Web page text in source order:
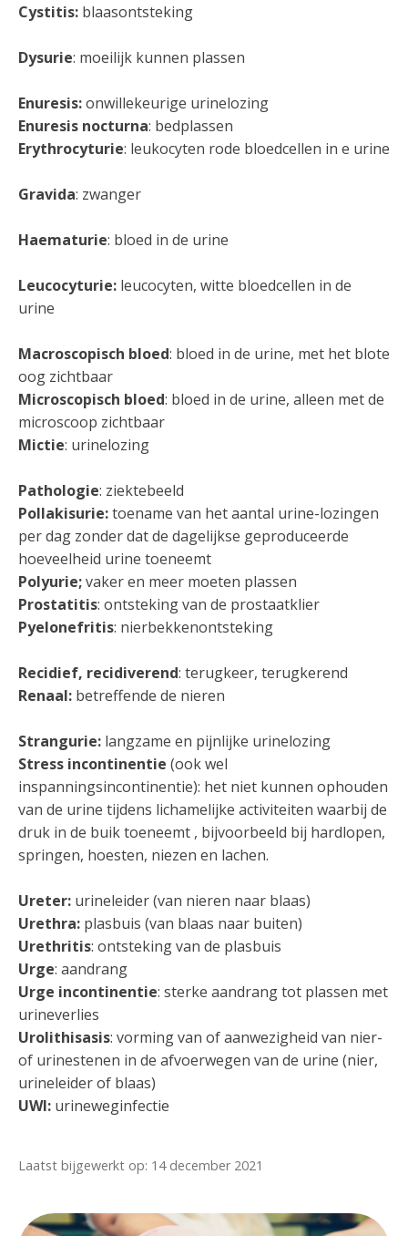
Cystitis: blaasontsteking
Dysurie: moeilijk kunnen plassen
Enuresis:onwillekeurige urinelozing
Enuresis nocturna: bedplassen
Erythrocyturie: leukocyten rode bloedcellen in e urine
Gravida: zwanger
Haematurie: bloed in de urine
Leucocyturie: leucocyten, witte bloedcellen in de
urine
Macroscopisch bloed: bloed in de urine, met het blote
oog zichtbaar
Microscopisch bloed: bloed in de urine, alleen met de
microscoop zichtbaar
Mictie: urinelozing
Pathologie: ziektebeeld
Pollakisurie:toename van het aantal urine-lozingen
per dag zonder dat de dagelijkse geproduceerde
hoeveelheid urine toeneemt
Polyurie;vaker en meer moeten plassen
Prostatitis: ontsteking van de prostaatklier
Pyelonefritis: nierbekkenontsteking
Recidief, recidiverend: terugkeer, terugkerend
Renaal: betreffende de nieren
Strangurie: langzame en pijnlijke urinelozing
Stress incontinentie (ook wel
inspanningsincontinentie): het niet kunnen ophouden
van de urine tijdens lichamelijke activiteiten waarbij de
druk in de buik toeneemt , bijvoorbeeld bij hardlopen,
springen, hoesten, niezen en lachen.
Ureter: urineleider (van nieren naar blaas)
Urethra: plasbuis (van blaas naar buiten)
Urethritis: ontsteking van de plasbuis
Urge: aandrang
Urge incontinentie: sterke aandrang tot plassen met
urineverlies
Urolithisasis: vorming van of aanwezigheid van nier-
of urinestenen in de afvoerwegen van de urine (nier,
urineleider of blaas)
UWI: urineweginfectie
Laatst bijgewerkt op: 14 december 2021